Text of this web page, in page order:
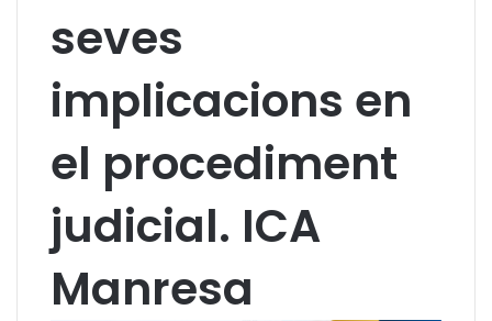
seves
implicacions en
el procediment
judicial. ICA
Manresa